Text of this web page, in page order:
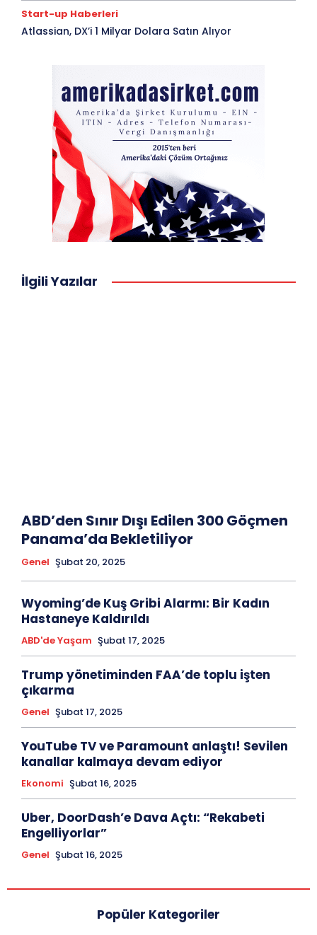
Start-up Haberleri
Atlassian, DX’i 1 Milyar Dolara Satın Alıyor
İlgili Yazılar
ABD’den Sınır Dışı Edilen 300 Göçmen
Panama’da Bekletiliyor
Genel Şubat 20, 2025
Wyoming’de Kuş Gribi Alarmı: Bir Kadın
Hastaneye Kaldırıldı
ABD'de Yaşam Şubat 17, 2025
Trump yönetiminden FAA’de toplu işten
çıkarma
Genel Şubat 17, 2025
YouTube TV ve Paramount anlaştı! Sevilen
kanallar kalmaya devam ediyor
Ekonomi Şubat 16, 2025
Uber, DoorDash’e Dava Açtı: “Rekabeti
Engelliyorlar”
Genel Şubat 16, 2025
Popüler Kategoriler